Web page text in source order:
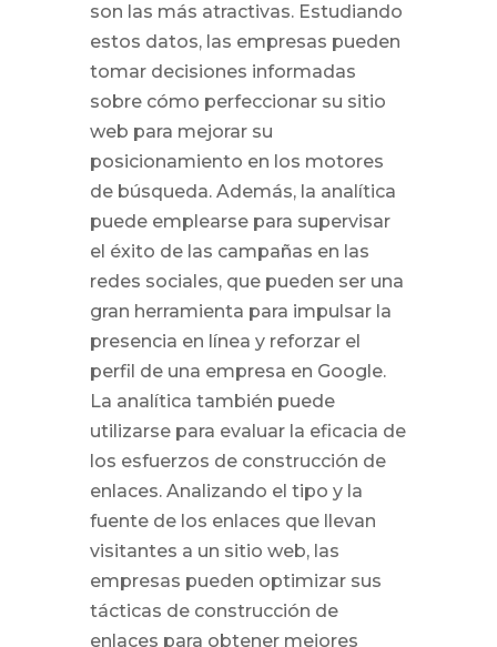
son las más atractivas. Estudiando
estos datos, las empresas pueden
tomar decisiones informadas
sobre cómo perfeccionar su sitio
web para mejorar su
posicionamiento en los motores
de búsqueda. Además, la analítica
puede emplearse para supervisar
el éxito de las campañas en las
redes sociales, que pueden ser una
gran herramienta para impulsar la
presencia en línea y reforzar el
perfil de una empresa en Google.
La analítica también puede
utilizarse para evaluar la eficacia de
los esfuerzos de construcción de
enlaces. Analizando el tipo y la
fuente de los enlaces que llevan
visitantes a un sitio web, las
empresas pueden optimizar sus
tácticas de construcción de
enlaces para obtener mejores